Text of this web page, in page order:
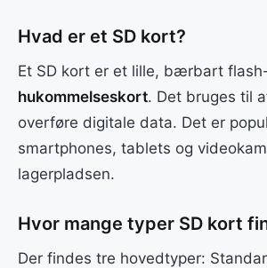
Hvad er et SD kort?
Et SD kort er et lille, bærbart
hukommelseskort. Det bruges til
overføre digitale data. Det er
smartphones, tablets og
lagerpladsen.
Hvor mange typer SD kort
Der findes tre hovedtyper: